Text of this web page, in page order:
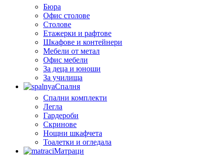
Бюра
Офис столове
Столове
Етажерки и рафтове
Шкафове и контейнери
Мебели от метал
Офис мебели
За деца и юноши
За училища
Спалня
Спални комплекти
Легла
Гардероби
Скринове
Нощни шкафчета
Тоалетки и огледала
Матраци